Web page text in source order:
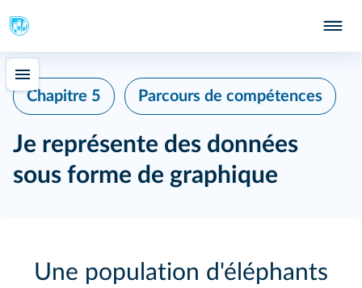
Chapitre 5 Parcours de compétences
Je représente des données
sous forme de graphique
Une population d'éléphants